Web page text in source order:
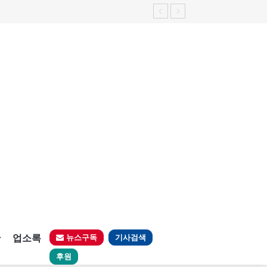
업소록 뉴스구독 기사검색
후원